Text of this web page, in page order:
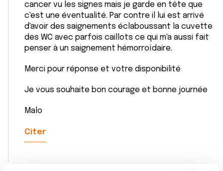
cancer vu les signes mais je garde en tête que
c'est une éventualité. Par contre il lui est arrivé
d'avoir des saignements éclaboussant la cuvette
des WC avec parfois caillots ce qui m'a aussi fait
penser à un saignement hémorroïdaire.
Merci pour réponse et votre disponibilité
Je vous souhaite bon courage et bonne journée
Malo
Citer